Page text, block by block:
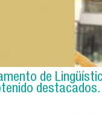
de